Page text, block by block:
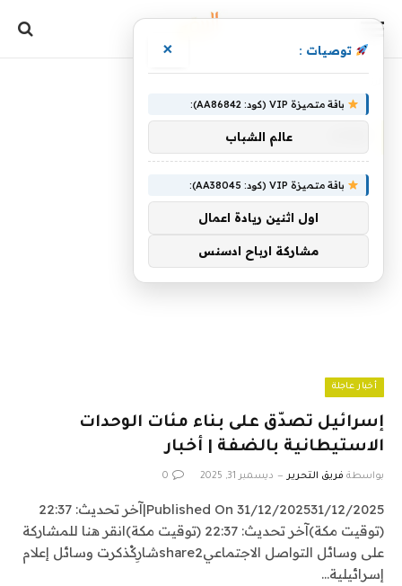
أخبار عاجلة
إسرائيل تصدّق على بناء مئات الوحدات
الاستيطانية بالضفة | أخبار
بواسطة فريق التحرير ديسمبر 31, 2025 0
Published On 31/12/202531/12/2025|آخر تحديث: 22:37
(توقيت مكة)آخر تحديث: 22:37 (توقيت مكة)انقر هنا للمشاركة
على وسائل التواصل الاجتماعيshare2شارِكْذكرت وسائل إعلام
إسرائيلية…
توصيات : ×
باقة متميزة VIP (كود: AA86842):
عالم الشباب
باقة متميزة VIP (كود: AA38045):
اول اثنين ريادة اعمال
مشاركة ارباح ادسنس